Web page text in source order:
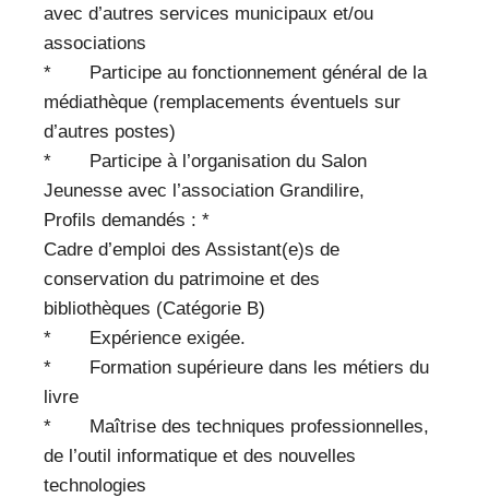
avec d’autres services municipaux et/ou
associations
* Participe au fonctionnement général de la
médiathèque (remplacements éventuels sur
d’autres postes)
* Participe à l’organisation du Salon
Jeunesse avec l’association Grandilire,
Profils demandés : *
Cadre d’emploi des Assistant(e)s de
conservation du patrimoine et des
bibliothèques (Catégorie B)
* Expérience exigée.
* Formation supérieure dans les métiers du
livre
* Maîtrise des techniques professionnelles,
de l’outil informatique et des nouvelles
technologies